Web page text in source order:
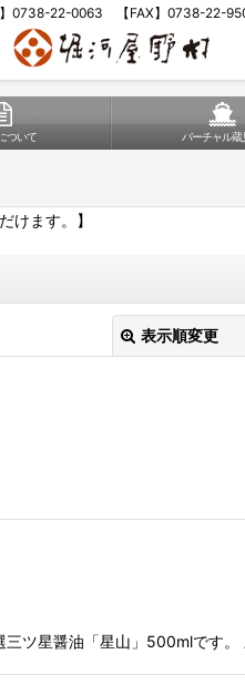
0738-22-0063 【FAX】0738-22-
ついて バーチャル蔵
けます。】
表示順変更
絞り込む
ツ星醤油「星山」500mlです